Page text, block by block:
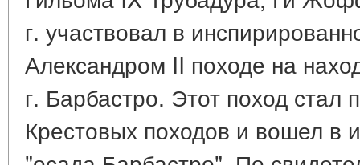
г. участвовал в
Александром II походе на
г. Барбастро. Этот поход стал
Крестовых походов и вошел в